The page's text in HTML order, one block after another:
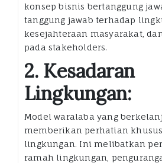
konsep bisnis bertanggung
tanggung jawab terhadap
kesejahteraan masyarakat,
pada stakeholders.
2. Kesadaran
Lingkungan:
Model waralaba yang
memberikan perhatian
lingkungan. Ini melibatkan
ramah lingkungan,